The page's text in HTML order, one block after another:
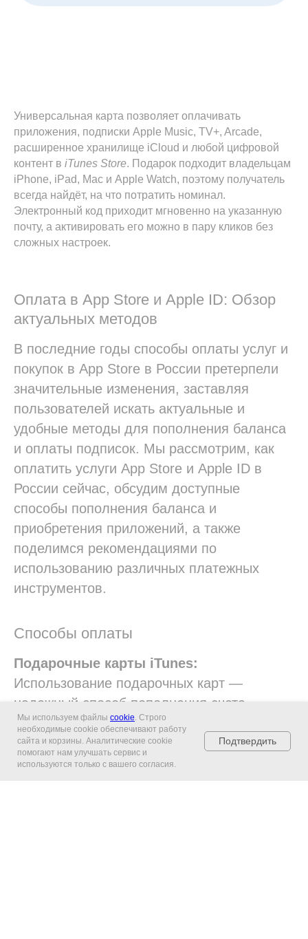
Универсальная карта позволяет оплачивать
приложения, подписки Apple Music, TV+, Arcade,
расширенное хранилище iCloud и любой цифровой
контент в iTunes Store. Подарок подходит владельцам
iPhone, iPad, Mac и Apple Watch, поэтому получатель
всегда найдёт, на что потратить номинал.
Электронный код приходит мгновенно на указанную
почту, а активировать его можно в пару кликов без
сложных настроек.
Оплата в App Store и Apple ID: Обзор
актуальных методов
В последние годы способы оплаты услуг и
покупок в App Store в России претерпели
значительные изменения, заставляя
пользователей искать актуальные и
удобные методы для пополнения баланса
и оплаты подписок. Мы рассмотрим, как
оплатить услуги App Store и Apple ID в
России сейчас, обсудим доступные
способы пополнения баланса и
приобретения приложений, а также
поделимся рекомендациями по
использованию различных платежных
инструментов.
Способы оплаты
Подарочные карты iTunes:
Использование подарочных карт —
надежный способ пополнения счета.
Подарочные карты можно приобрести в
нашем магазине.
Мы используем файлы cookie. Строго
необходимые cookie обеспечивают работу
сайта и корзины. Аналитические cookie
помогают нам улучшать сервис и
используются только с вашего согласия.
Подтвердить